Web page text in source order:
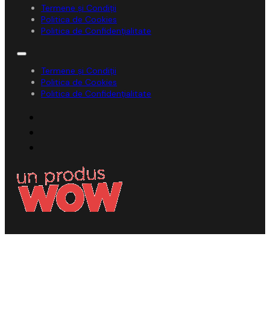
Termene și Condiții
Politica de Cookies
Politica de Confidențialitate
Termene și Condiții
Politica de Cookies
Politica de Confidențialitate